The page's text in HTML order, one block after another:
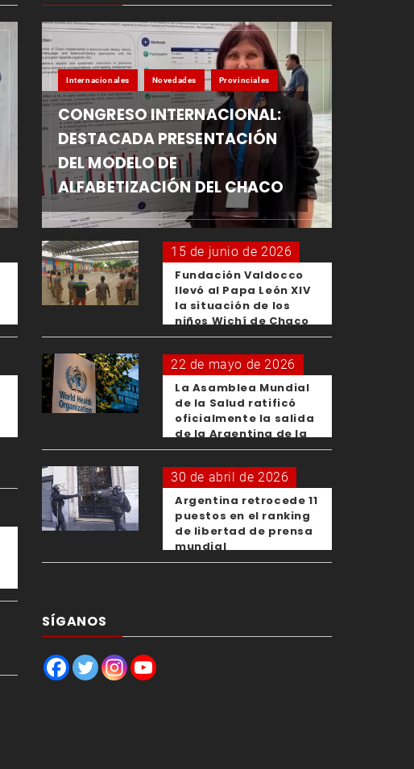
Internacionales Novedades Provinciales
CONGRESO INTERNACIONAL:
DESTACADA PRESENTACIÓN
DEL MODELO DE
ALFABETIZACIÓN DEL CHACO
15 de junio de 2026
Fundación Valdocco
llevó al Papa León XIV
la situación de los
niños Wichí de Chaco
22 de mayo de 2026
La Asamblea Mundial
de la Salud ratificó
oficialmente la salida
de la Argentina de la
OMS
30 de abril de 2026
Argentina retrocede 11
puestos en el ranking
de libertad de prensa
mundial
SÍGANOS